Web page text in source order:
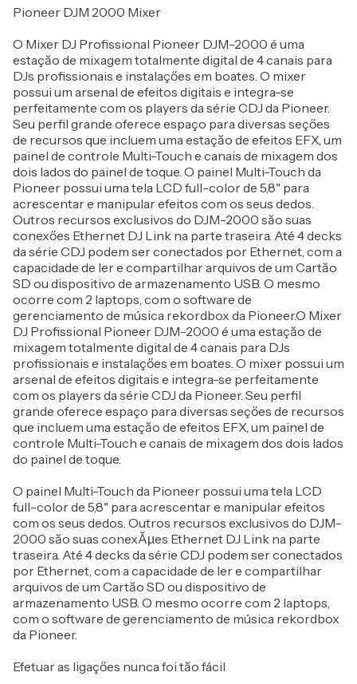
Pioneer DJM 2000 Mixer
O Mixer DJ Profissional Pioneer DJM-2000 é uma
estaçăo de mixagem totalmente digital de 4 canais para
DJs profissionais e instalaçőes em boates. O mixer
possui um arsenal de efeitos digitais e integra-se
perfeitamente com os players da série CDJ da Pioneer.
Seu perfil grande oferece espaço para diversas seçőes
de recursos que incluem uma estaçăo de efeitos EFX, um
painel de controle Multi-Touch e canais de mixagem dos
dois lados do painel de toque. O painel Multi-Touch da
Pioneer possui uma tela LCD full-color de 5,8" para
acrescentar e manipular efeitos com os seus dedos.
Outros recursos exclusivos do DJM-2000 săo suas
conexőes Ethernet DJ Link na parte traseira. Até 4 decks
da série CDJ podem ser conectados por Ethernet, com a
capacidade de ler e compartilhar arquivos de um Cartăo
SD ou dispositivo de armazenamento USB. O mesmo
ocorre com 2 laptops, com o software de
gerenciamento de música rekordbox da Pioneer.O Mixer
DJ Profissional Pioneer DJM-2000 é uma estaçăo de
mixagem totalmente digital de 4 canais para DJs
profissionais e instalaçőes em boates. O mixer possui um
arsenal de efeitos digitais e integra-se perfeitamente
com os players da série CDJ da Pioneer. Seu perfil
grande oferece espaço para diversas seçőes de recursos
que incluem uma estaçăo de efeitos EFX, um painel de
controle Multi-Touch e canais de mixagem dos dois lados
do painel de toque.
O painel Multi-Touch da Pioneer possui uma tela LCD
full-color de 5,8" para acrescentar e manipular efeitos
com os seus dedos. Outros recursos exclusivos do DJM-
2000 săo suas conexĂµes Ethernet DJ Link na parte
traseira. Até 4 decks da série CDJ podem ser conectados
por Ethernet, com a capacidade de ler e compartilhar
arquivos de um Cartăo SD ou dispositivo de
armazenamento USB. O mesmo ocorre com 2 laptops,
com o software de gerenciamento de música rekordbox
da Pioneer.
Efetuar as ligaçőes nunca foi tăo fácil